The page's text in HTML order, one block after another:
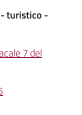
turistico -
7 del